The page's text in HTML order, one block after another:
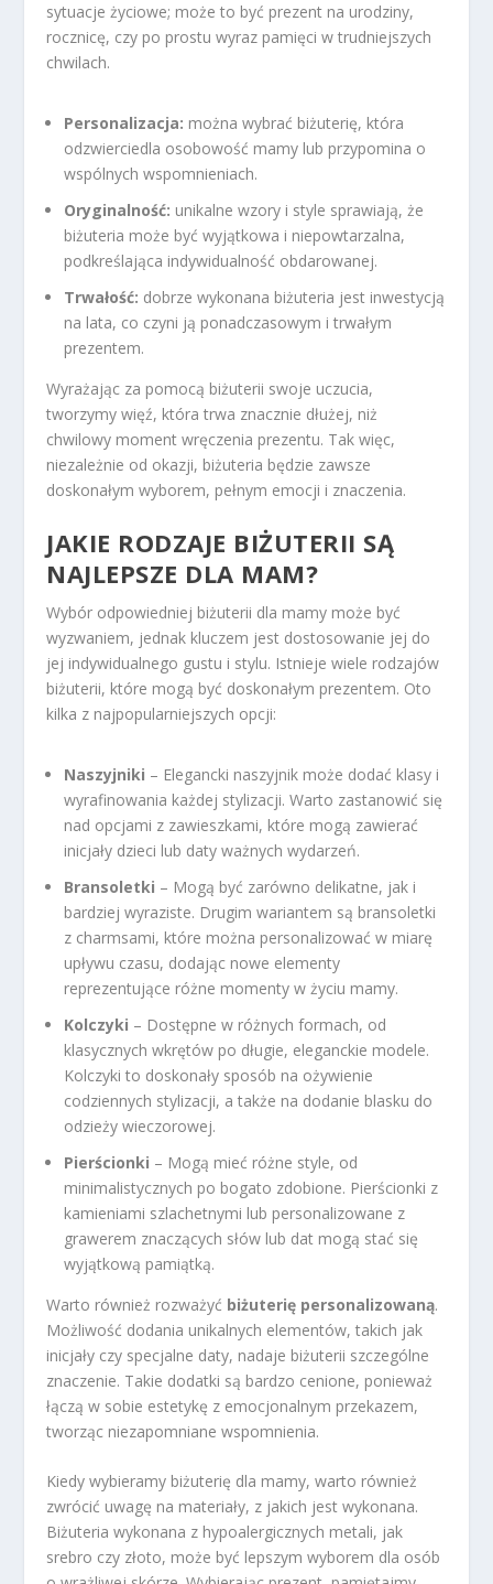
sytuacje życiowe; może to być prezent na urodziny,
rocznicę, czy po prostu wyraz pamięci w trudniejszych
chwilach.
Personalizacja: można wybrać biżuterię, która
odzwierciedla osobowość mamy lub przypomina o
wspólnych wspomnieniach.
Oryginalność: unikalne wzory i style sprawiają, że
biżuteria może być wyjątkowa i niepowtarzalna,
podkreślająca indywidualność obdarowanej.
Trwałość: dobrze wykonana biżuteria jest inwestycją
na lata, co czyni ją ponadczasowym i trwałym
prezentem.
Wyrażając za pomocą biżuterii swoje uczucia,
tworzymy więź, która trwa znacznie dłużej, niż
chwilowy moment wręczenia prezentu. Tak więc,
niezależnie od okazji, biżuteria będzie zawsze
doskonałym wyborem, pełnym emocji i znaczenia.
JAKIE RODZAJE BIŻUTERII SĄ
NAJLEPSZE DLA MAM?
Wybór odpowiedniej biżuterii dla mamy może być
wyzwaniem, jednak kluczem jest dostosowanie jej do
jej indywidualnego gustu i stylu. Istnieje wiele rodzajów
biżuterii, które mogą być doskonałym prezentem. Oto
kilka z najpopularniejszych opcji:
Naszyjniki – Elegancki naszyjnik może dodać klasy i
wyrafinowania każdej stylizacji. Warto zastanowić się
nad opcjami z zawieszkami, które mogą zawierać
inicjały dzieci lub daty ważnych wydarzeń.
Bransoletki – Mogą być zarówno delikatne, jak i
bardziej wyraziste. Drugim wariantem są bransoletki
z charmsami, które można personalizować w miarę
upływu czasu, dodając nowe elementy
reprezentujące różne momenty w życiu mamy.
Kolczyki – Dostępne w różnych formach, od
klasycznych wkrętów po długie, eleganckie modele.
Kolczyki to doskonały sposób na ożywienie
codziennych stylizacji, a także na dodanie blasku do
odzieży wieczorowej.
Pierścionki – Mogą mieć różne style, od
minimalistycznych po bogato zdobione. Pierścionki z
kamieniami szlachetnymi lub personalizowane z
grawerem znaczących słów lub dat mogą stać się
wyjątkową pamiątką.
Warto również rozważyć biżuterię personalizowaną.
Możliwość dodania unikalnych elementów, takich jak
inicjały czy specjalne daty, nadaje biżuterii szczególne
znaczenie. Takie dodatki są bardzo cenione, ponieważ
łączą w sobie estetykę z emocjonalnym przekazem,
tworząc niezapomniane wspomnienia.
Kiedy wybieramy biżuterię dla mamy, warto również
zwrócić uwagę na materiały, z jakich jest wykonana.
Biżuteria wykonana z hypoalergicznych metali, jak
srebro czy złoto, może być lepszym wyborem dla osób